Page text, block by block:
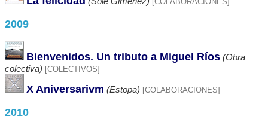
[COLABORACIONES]
2009
Bienvenidos. Un tributo a Miguel Ríos (Obra
colectiva)
[COLECTIVOS]
X Aniversarivm (Estopa) [COLABORACIONES]
2010